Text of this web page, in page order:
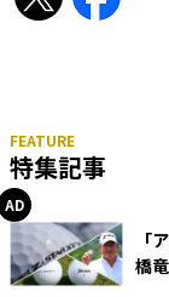
特集記事
「
橋